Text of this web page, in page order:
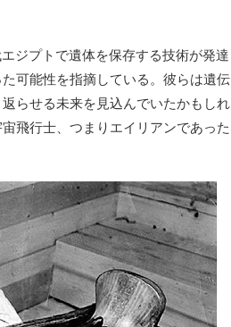
ジプトで遺体を保存する技術が発達
可能性を指摘している。彼らは遺伝
らせる未来を見込んでいたかもしれ
飛行士、つまりエイリアンであった